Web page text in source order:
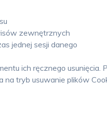
zewnętrznych
jednej sesji danego
ich ręcznego usunięcia.
tryb usuwanie plików